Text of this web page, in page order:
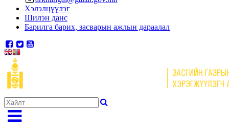
Хэлэлцүүлэг
Шилэн данс
Барилга барих, засварын ажлын дараалал